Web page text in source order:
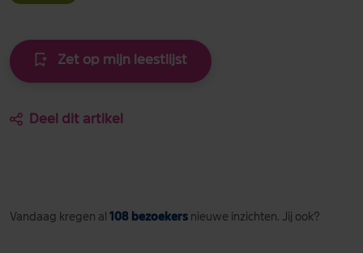
Zet op mijn leestlijst
Deel dit artikel
Vandaag kregen al 108 bezoekers nieuwe inzichten. Jij ook?